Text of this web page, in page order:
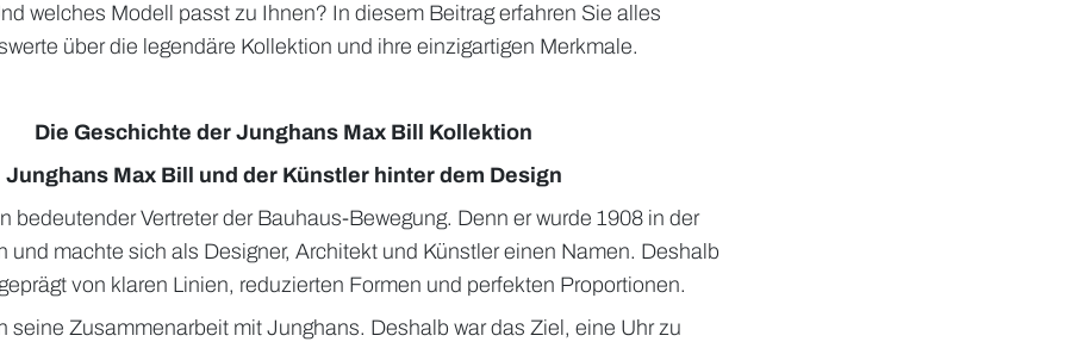
welches Modell passt zu Ihnen? In diesem Beitrag erfahren Sie alles
über die legendäre Kollektion und ihre einzigartigen Merkmale.
Die Geschichte der Junghans Max Bill Kollektion
Junghans Max Bill und der Künstler hinter dem Design
bedeutender Vertreter der Bauhaus-Bewegung. Denn er wurde 1908 in der
und machte sich als Designer, Architekt und Künstler einen Namen. Deshalb
von klaren Linien, reduzierten Formen und perfekten Proportionen.
seine Zusammenarbeit mit Junghans. Deshalb war das Ziel, eine Uhr zu